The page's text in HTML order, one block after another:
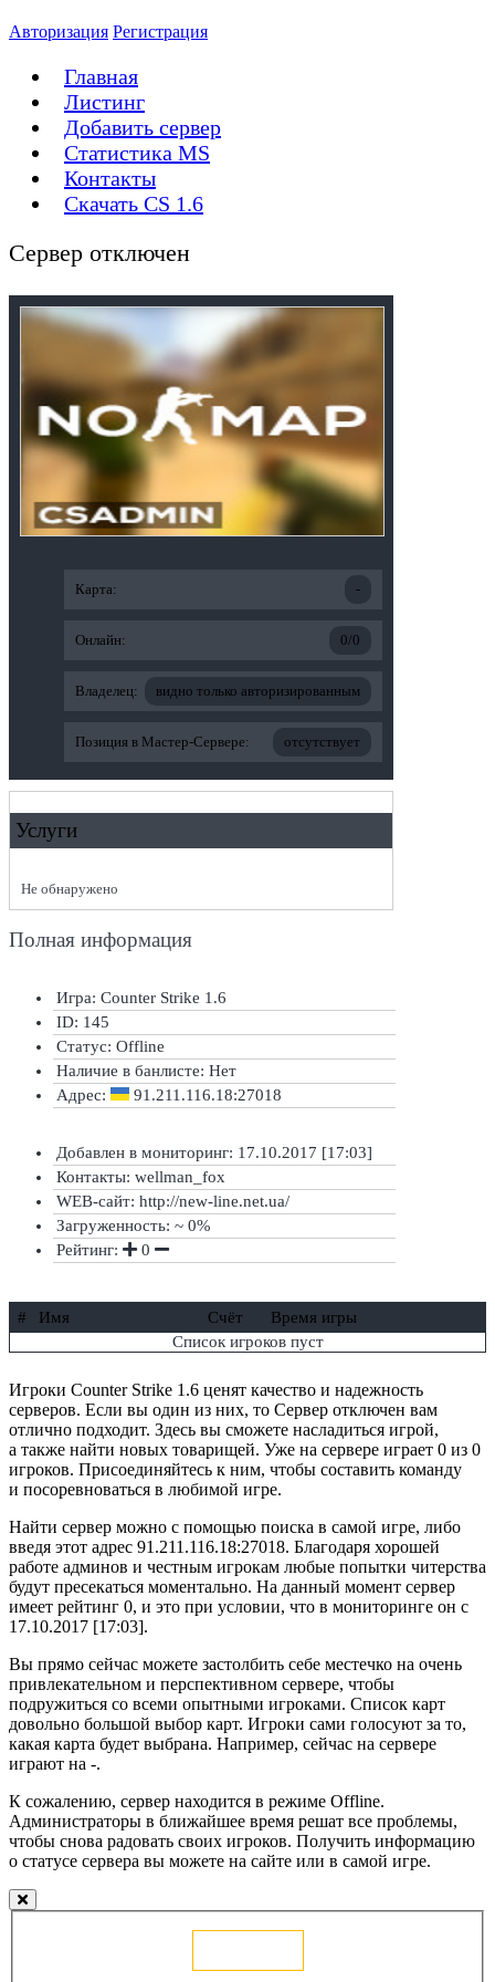
Авторизация Регистрация
Главная
Листинг
Добавить сервер
Статистика MS
Контакты
Скачать CS 1.6
Сервер отключен
Карта: -
Онлайн: 0/0
Владелец: видно только авторизированным
Позиция в Мастер-Сервере: отсутствует
Услуги
Не обнаружено
Полная информация
Игра: Counter Strike 1.6
ID: 145
Статус: Offline
Наличие в банлисте: Нет
Адрес:
91.211.116.18:27018
Добавлен в мониторинг: 17.10.2017 [17:03]
Контакты: wellman_fox
WEB-сайт: http://new-line.net.ua/
Загруженность: ~ 0%
Рейтинг:
0
# Имя Счёт
Время игры
Список игроков пуст
Игроки Counter Strike 1.6 ценят качество и надежность
серверов. Если вы один из них, то Сервер отключен вам
отлично подходит. Здесь вы сможете насладиться игрой,
а также найти новых товарищей. Уже на сервере играет 0 из 0
игроков. Присоединяйтесь к ним, чтобы составить команду
и посоревноваться в любимой игре.
Найти сервер можно с помощью поиска в самой игре, либо
введя этот адрес 91.211.116.18:27018. Благодаря хорошей
работе админов и честным игрокам любые попытки читерства
будут пресекаться моментально. На данный момент сервер
имеет рейтинг 0, и это при условии, что в мониторинге он с
17.10.2017 [17:03].
Вы прямо сейчас можете застолбить себе местечко на очень
привлекательном и перспективном сервере, чтобы
подружиться со всеми опытными игроками. Список карт
довольно большой выбор карт. Игроки сами голосуют за то,
какая карта будет выбрана. Например, сейчас на сервере
играют на -.
К сожалению, сервер находится в режиме Offline.
Администраторы в ближайшее время решат все проблемы,
чтобы снова радовать своих игроков. Получить информацию
о статусе сервера вы можете на сайте или в самой игре.